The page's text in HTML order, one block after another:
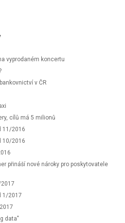
vyprodaném koncertu
v ČR
cílů má 5 milionů
11/2016
10/2016
přináší nové nároky pro poskytovatele
1/2017
data"